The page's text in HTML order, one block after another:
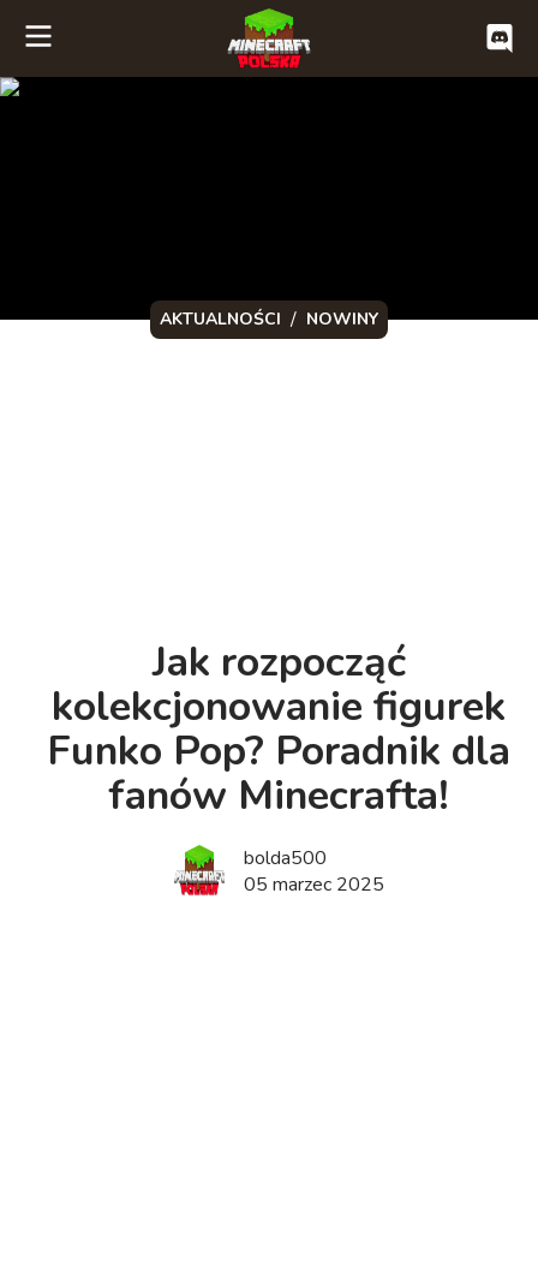
AKTUALNOŚCI / NOWINY
Jak rozpocząć
kolekcjonowanie figurek
Funko Pop? Poradnik dla
fanów Minecrafta!
bolda500
05 marzec 2025